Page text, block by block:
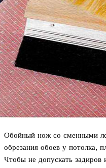
Обойный нож со сменными
обрезания обоев у потолка,
Чтобы не допускать